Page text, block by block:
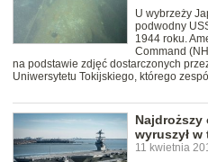
U wybrzeży
podwodny
1944 roku.
Command
na podstawie zdjęć dostarczonych
Uniwersytetu Tokijskiego, którego
Najdroższy
wyruszył
11 kwietnia